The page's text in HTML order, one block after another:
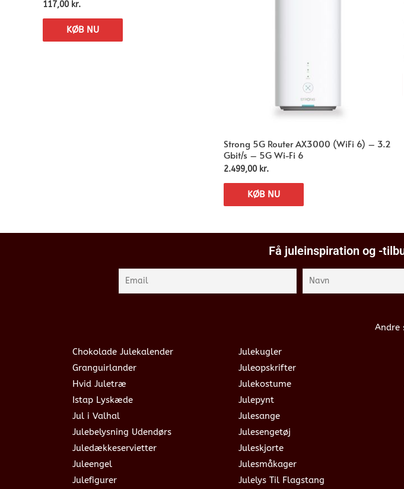
117,00 kr.
KØB NU
Strong 5G Router AX3000 (WiFi 6) – 3.2
Gbit/s – 5G Wi-Fi 6
2.499,00 kr.
KØB NU
Få juleinspiration og -
Andre
Chokolade Julekalender
Granguirlander
Hvid Juletræ
Istap Lyskæde
Jul i Valhal
Julebelysning Udendørs
Juledækkeservietter
Juleengel
Julefigurer
Julekugler
Juleopskrifter
Julekostume
Julepynt
Julesange
Julesengetøj
Juleskjorte
Julesmåkager
Julelys Til Flagstang